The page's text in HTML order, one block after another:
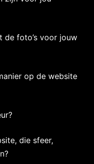
de foto’s voor jouw
op de website
die sfeer,